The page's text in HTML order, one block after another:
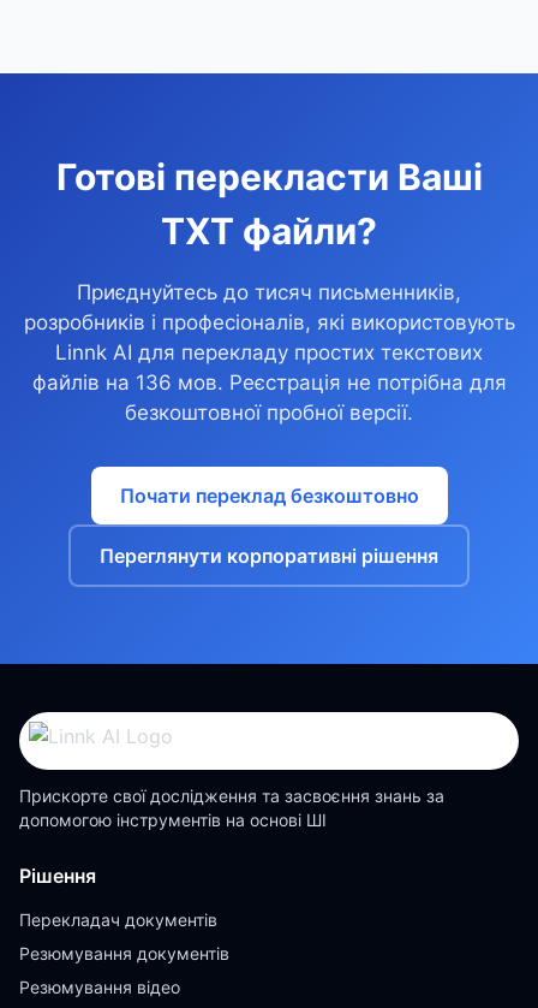
Готові перекласти Ваші
TXT файли?
Приєднуйтесь до тисяч письменників,
розробників і професіоналів, які використовують
Linnk AI для перекладу простих текстових
файлів на 136 мов. Реєстрація не потрібна для
безкоштовної пробної версії.
Почати переклад безкоштовно
Переглянути корпоративні рішення
Прискорте свої дослідження та засвоєння знань за
допомогою інструментів на основі ШІ
Рішення
Перекладач документів
Резюмування документів
Резюмування відео